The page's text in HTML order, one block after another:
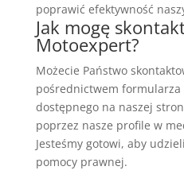
poprawić efektywność
Jak mogę
Motoexpert?
Możecie Państwo
pośrednictwem formularza
dostępnego na naszej
poprzez nasze profile w
Jesteśmy gotowi, aby
pomocy prawnej.